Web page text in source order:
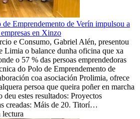
de Emprendemento de Verín impulsou a
en Xinzo
e Consumo, Gabriel Alén, presentou
Limia o balance dunha oficina que xa
o 57 % das persoas emprendedoras
do Polo de Emprendemento de
coa asociación Prolimia, ofrece
persoa que queira poñer en marcha
estes resultados: Proyectos
creadas: Máis de 20. Titorí…
lectura